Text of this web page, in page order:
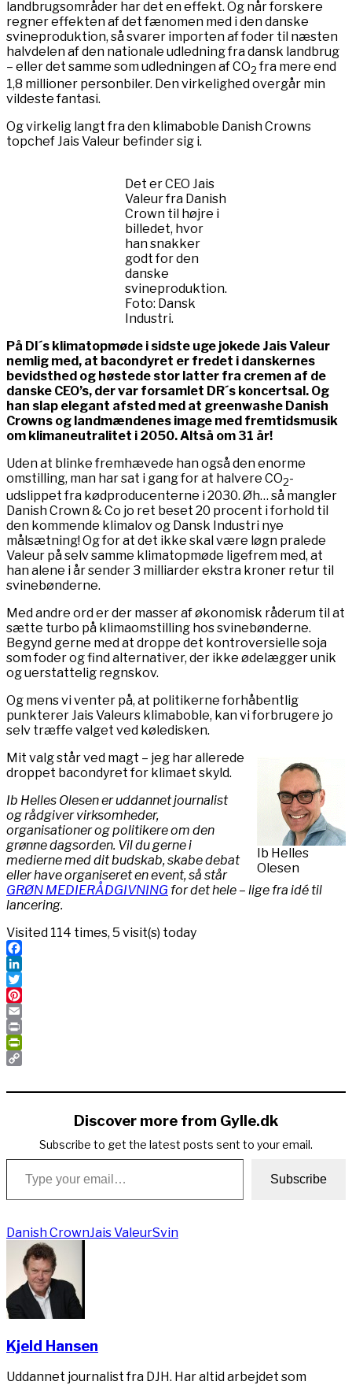
landbrugsområder har det en effekt. Og når forskere
regner effekten af det fænomen med i den danske
svineproduktion, så svarer importen af foder til næsten
halvdelen af den nationale udledning fra dansk landbrug
– eller det samme som udledningen af CO2fra mere end
1,8 millioner personbiler. Den virkelighed overgår min
vildeste fantasi.
Og virkelig langt fra den klimaboble Danish Crowns
topchef Jais Valeur befinder sig i.
Det er CEO Jais
Valeur fra Danish
Crown til højre i
billedet, hvor
han snakker
godt for den
danske
svineproduktion.
Foto: Dansk
Industri.
På DI´s klimatopmøde i sidste uge jokede Jais Valeur
nemlig med, at bacondyret er fredet i danskernes
bevidsthed og høstede stor latter fra cremen af de
danske CEO’s, der var forsamlet DR´s koncertsal. Og
han slap elegant afsted med at greenwashe Danish
Crowns og landmændenes image med fremtidsmusik
om klimaneutralitet i 2050. Altså om 31 år!
Uden at blinke fremhævede han også den enorme
omstilling, man har sat i gang for at halvere CO2-
udslippet fra kødproducenterne i 2030. Øh… så mangler
Danish Crown & Co jo ret beset 20 procent i forhold til
den kommende klimalov og Dansk Industri nye
målsætning! Og for at det ikke skal være løgn pralede
Valeur på selv samme klimatopmøde ligefrem med, at
han alene i år sender 3 milliarder ekstra kroner retur til
svinebønderne.
Med andre ord er der masser af økonomisk råderum til at
sætte turbo på klimaomstilling hos svinebønderne.
Begynd gerne med at droppe det kontroversielle soja
som foder og find alternativer, der ikke ødelægger unik
og uerstattelig regnskov.
Og mens vi venter på, at politikerne forhåbentlig
punkterer Jais Valeurs klimaboble, kan vi forbrugere jo
selv træffe valget ved køledisken.
Ib Helles
Olesen
Mit valg står ved magt – jeg har allerede
droppet bacondyret for klimaet skyld.
Ib Helles Olesen er uddannet journalist
og rådgiver virksomheder,
organisationer og politikere om den
grønne dagsorden. Vil du gerne i
medierne med dit budskab, skabe debat
eller have organiseret en event, så står
GRØN MEDIERÅDGIVNING for det hele – lige fra idé til
lancering.
Visited 114 times, 5 visit(s) today
Facebook
LinkedIn
Twitter
Pinterest
Email
Print
PrintFriendly
Link
Discover more from Gylle.dk
Subscribe to get the latest posts sent to your email.
Type your email…
Subscribe
Danish CrownJais ValeurSvin
Kjeld Hansen
Uddannet journalist fra DJH. Har altid arbejdet som